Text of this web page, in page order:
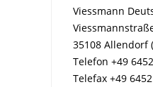
Viessmann
35108 Allendorf
Telefon +49
Telefax +49